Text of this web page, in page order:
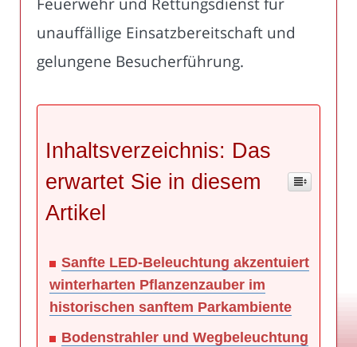
unauffällige Einsatzbereitschaft und
gelungene Besucherführung.
Inhaltsverzeichnis: Das
erwartet Sie in diesem
Artikel
Sanfte LED-Beleuchtung akzentuiert
winterharten Pflanzenzauber im
historischen sanftem Parkambiente
Bodenstrahler und Wegbeleuchtung